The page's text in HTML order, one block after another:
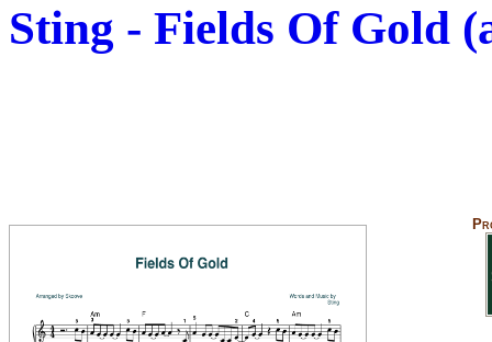
Sting - Fields Of Gold